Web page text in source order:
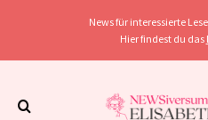
News für interessierte
Hier findest du das